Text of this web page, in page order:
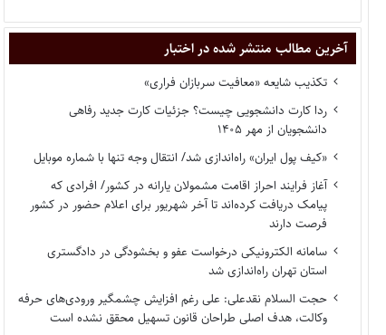
آخرین مطالب منتشر شده در اختبار
تکذیب شایعه «معافیت سربازان فراری»
ردا کارت دانشجویی چیست؟ جزئیات کارت جدید رفاهی
دانشجویان از مهر ۱۴۰۵
«کیف پول ایران» راه‌اندازی شد/ انتقال وجه تنها با شماره موبایل
آغاز فرایند احراز اقامت مشمولان یارانه در کشور/ افرادی که
پیامک دریافت کرده‌اند تا آخر شهریور برای اعلام حضور در کشور
فرصت دارند
سامانه الکترونیکی درخواست عفو و بخشودگی در دادگستری
استان تهران راه‌اندازی شد
حجت السلام نقدعلی: علی رغم افزایش چشمگیر ورودی‌های حرفه
وکالت، هدف اصلی طراحان قانون تسهیل محقق نشده است